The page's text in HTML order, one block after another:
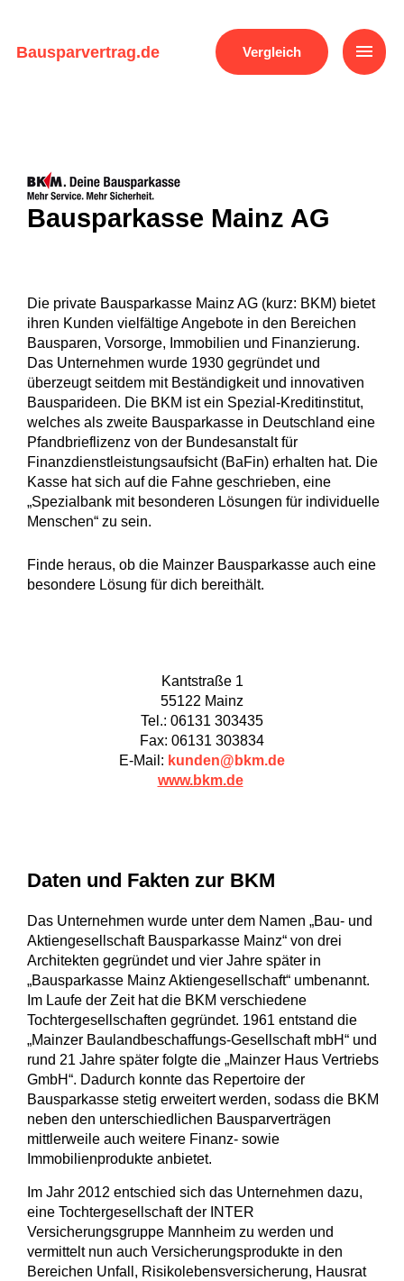
springen
Bausparvertrag.de Vergleich
Bausparkasse Mainz AG
Die private Bausparkasse Mainz AG (kurz: BKM) bietet
ihren Kunden vielfältige Angebote in den Bereichen
Bausparen, Vorsorge, Immobilien und Finanzierung.
Das Unternehmen wurde 1930 gegründet und
überzeugt seitdem mit Beständigkeit und innovativen
Bausparideen. Die BKM ist ein Spezial-Kreditinstitut,
welches als zweite Bausparkasse in Deutschland eine
Pfandbrieflizenz von der Bundesanstalt für
Finanzdienstleistungsaufsicht (BaFin) erhalten hat. Die
Kasse hat sich auf die Fahne geschrieben, eine
„Spezialbank mit besonderen Lösungen für individuelle
Menschen“ zu sein.
Finde heraus, ob die Mainzer Bausparkasse auch eine
besondere Lösung für dich bereithält.
Kantstraße 1
55122 Mainz
Tel.: 06131 303435
Fax: 06131 303834
E-Mail: kunden@bkm.de
www.bkm.de
Daten und Fakten zur BKM
Das Unternehmen wurde unter dem Namen „Bau- und
Aktiengesellschaft Bausparkasse Mainz“ von drei
Architekten gegründet und vier Jahre später in
„Bausparkasse Mainz Aktiengesellschaft“ umbenannt.
Im Laufe der Zeit hat die BKM verschiedene
Tochtergesellschaften gegründet. 1961 entstand die
„Mainzer Baulandbeschaffungs-Gesellschaft mbH“ und
rund 21 Jahre später folgte die „Mainzer Haus Vertriebs
GmbH“. Dadurch konnte das Repertoire der
Bausparkasse stetig erweitert werden, sodass die BKM
neben den unterschiedlichen Bausparverträgen
mittlerweile auch weitere Finanz- sowie
Immobilienprodukte anbietet.
Im Jahr 2012 entschied sich das Unternehmen dazu,
eine Tochtergesellschaft der INTER
Versicherungsgruppe Mannheim zu werden und
vermittelt nun auch Versicherungsprodukte in den
Bereichen Unfall, Risikolebensversicherung, Hausrat